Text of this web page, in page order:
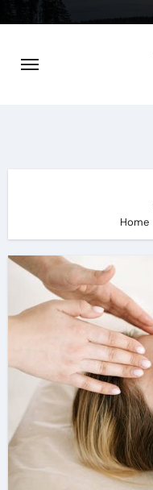
content
Home